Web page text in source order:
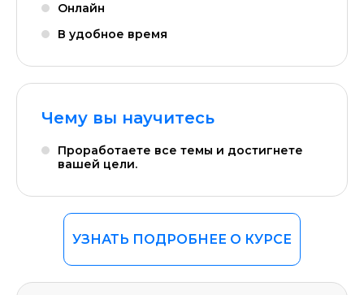
Онлайн
В удобное время
Чему вы научитесь
Проработаете все темы и достигнете
вашей цели.
УЗНАТЬ ПОДРОБНЕЕ О КУРСЕ